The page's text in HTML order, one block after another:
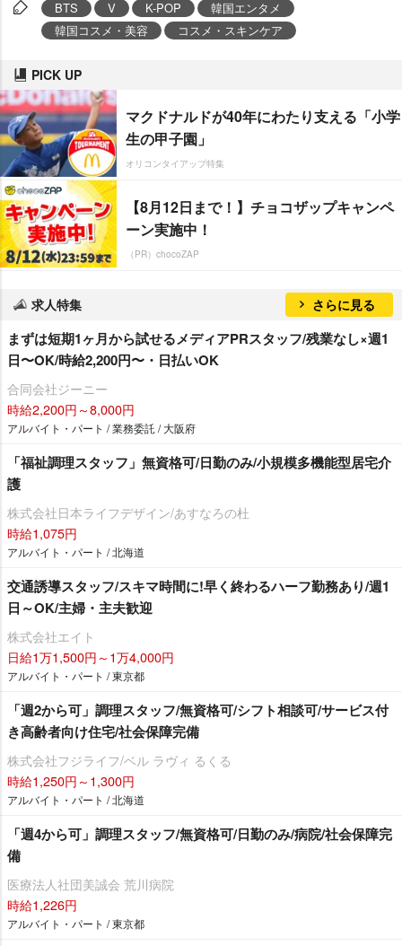
BTS V K-POP
韓国エンタメ
韓国コスメ・美容
コスメ・スキンケア
PICK UP
マクドナルドが40年にわたり支える「小学
生の甲子園」
オリコンタイアップ特集
【8月12日まで！】チョコザップキャンペ
ーン実施中！
（PR）chocoZAP
求人特集 さらに見る
まずは短期1ヶ月から試せるメディアPRスタッフ/残業なし×週1
日〜OK/時給2,200円〜・日払いOK
合同会社ジーニー
時給2,200円～8,000円
アルバイト・パート / 業務委託 / 大阪府
「福祉調理スタッフ」無資格可/日勤のみ/小規模多機能型居宅介
護
株式会社日本ライフデザイン/あすなろの杜
時給1,075円
アルバイト・パート / 北海道
交通誘導スタッフ/スキマ時間に!早く終わるハーフ勤務あり/週1
日～OK/主婦・主夫歓迎
株式会社エイト
日給1万1,500円～1万4,000円
アルバイト・パート / 東京都
「週2から可」調理スタッフ/無資格可/シフト相談可/サービス付
き高齢者向け住宅/社会保障完備
株式会社フジライフ/ベル ラヴィ るくる
時給1,250円～1,300円
アルバイト・パート / 北海道
「週4から可」調理スタッフ/無資格可/日勤のみ/病院/社会保障完
備
医療法人社団美誠会 荒川病院
時給1,226円
アルバイト・パート / 東京都